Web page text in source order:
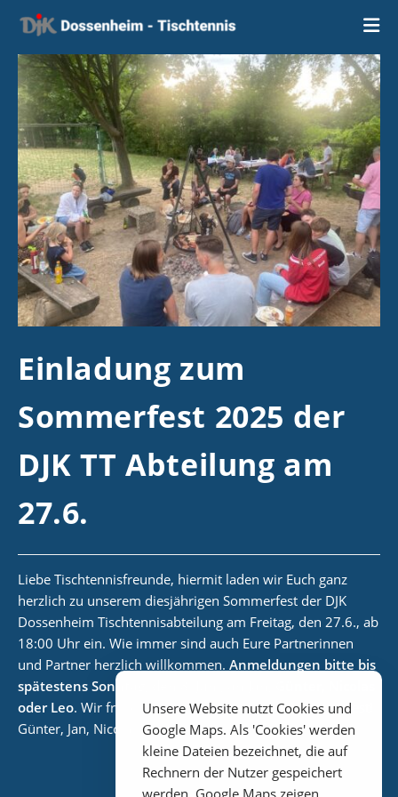
Inhalt
Einladung zum
Sommerfest 2025 der
DJK TT Abteilung am
27.6.
Liebe Tischtennisfreunde, hiermit laden wir Euch ganz
herzlich zu unserem diesjährigen Sommerfest der DJK
Dossenheim Tischtennisabteilung am Freitag, den 27.6., ab
18:00 Uhr ein. Wie immer sind auch Eure Partnerinnen
und Partner herzlich willkommen. Anmeldungen bitte bis
spätestens Sonntag, den 8. Juni, an Jan, Günter, Nicolas
oder Leo. Wir freuen uns auf ein tolles gemeinsames Fest!
Günter, Jan, Nicolas & Leo
Unsere Website nutzt Cookies und
Google Maps. Als 'Cookies' werden
kleine Dateien bezeichnet, die auf
Rechnern der Nutzer gespeichert
werden. Google Maps zeigen